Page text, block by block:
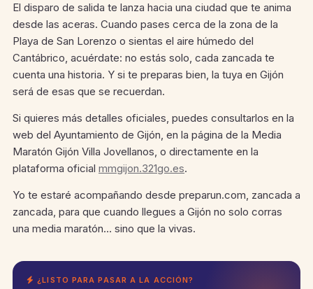
El disparo de salida te lanza hacia una ciudad que te anima
desde las aceras. Cuando pases cerca de la zona de la
Playa de San Lorenzo o sientas el aire húmedo del
Cantábrico, acuérdate: no estás solo, cada zancada te
cuenta una historia. Y si te preparas bien, la tuya en Gijón
será de esas que se recuerdan.
Si quieres más detalles oficiales, puedes consultarlos en la
web del Ayuntamiento de Gijón, en la página de la Media
Maratón Gijón Villa Jovellanos, o directamente en la
plataforma oficial mmgijon.321go.es.
Yo te estaré acompañando desde preparun.com, zancada a
zancada, para que cuando llegues a Gijón no solo corras
una media maratón… sino que la vivas.
¿LISTO PARA PASAR A LA ACCIÓN?